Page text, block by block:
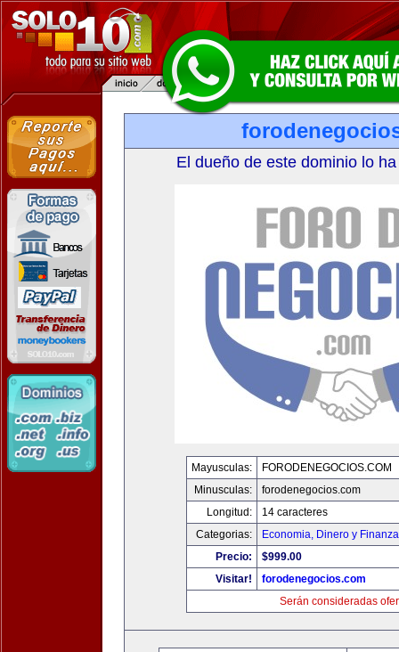
El dueño de este dominio lo
Mayusculas:
FORODENEGOCIOS.COM
Minusculas:
forodenegocios.com
Longitud:
14 caracteres
Categorias:
Economia, Dinero y
Precio:
$999.00
Visitar!
forodenegocios.com
Serán consideradas